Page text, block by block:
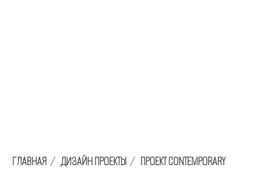
ГЛАВНАЯ / ДИЗАЙН ПРОЕКТЫ / ПРОЕКТ CONTEMPORARY